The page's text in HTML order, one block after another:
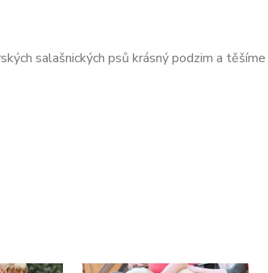
salašnických psů krásný podzim a těšíme
akci.